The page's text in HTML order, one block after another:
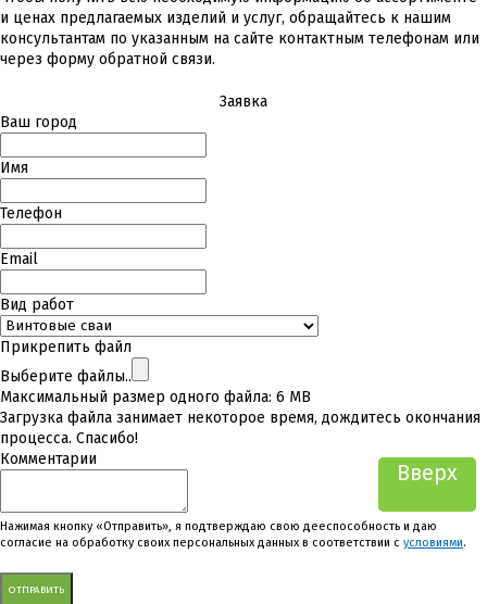
и ценах предлагаемых изделий и услуг, обращайтесь к нашим
консультантам по указанным на сайте контактным телефонам или
через форму обратной связи.
Заявка
Ваш город
Имя
Телефон
Email
Вид работ
Прикрепить файл
Выберите файлы..
Максимальный размер одного файла: 6 MB
Загрузка файла занимает некоторое время, дождитесь окончания
процесса. Спасибо!
Комментарии
Нажимая кнопку «Отправить», я подтверждаю свою дееспособность и даю
согласие на обработку своих персональных данных в соответствии с условиями.
ОТПРАВИТЬ
Вверх
Вверх